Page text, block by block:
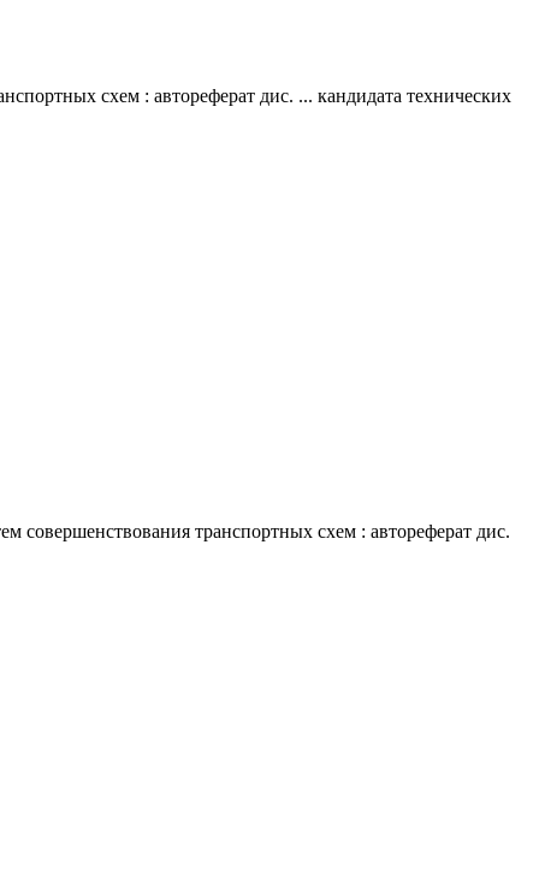
схем : автореферат дис. ... кандидата технических
транспортных схем : автореферат дис.